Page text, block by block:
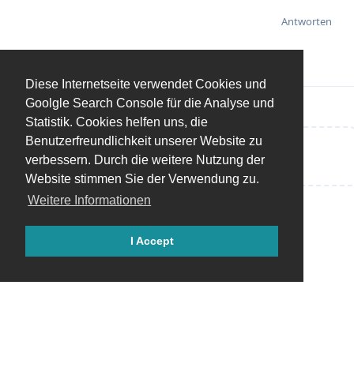
Diese Internetseite verwendet Cookies und
Goolgle Search Console für die Analyse und
Statistik. Cookies helfen uns, die
Benutzerfreundlichkeit unserer Website zu
verbessern. Durch die weitere Nutzung der
Website stimmen Sie der Verwendung zu.
Weitere Informationen
I Accept
Antworten
Eine Antwort schreiben…